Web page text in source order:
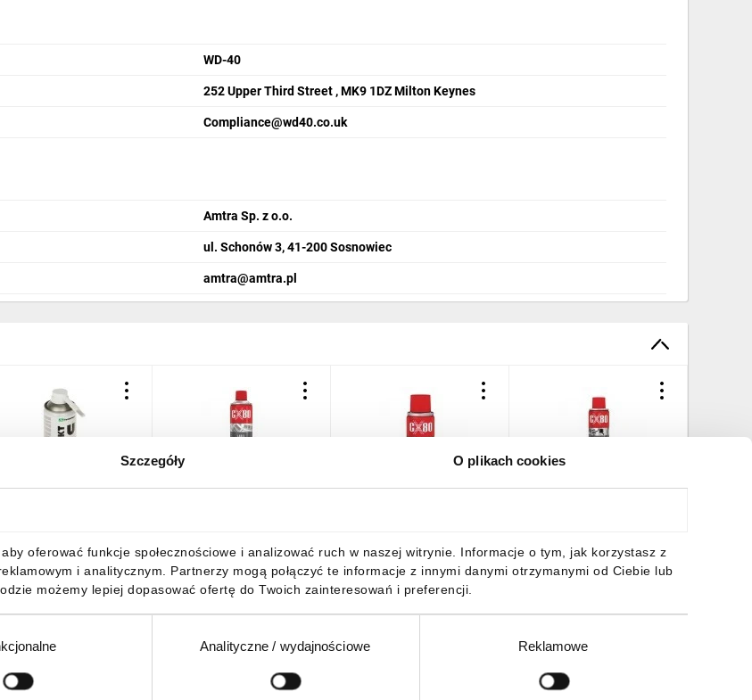
Szczegóły O plikach cookies
oferować funkcje społecznościowe i analizować ruch w naszej witrynie. Informacje o tym, jak korzystasz z
i analitycznym. Partnerzy mogą połączyć te informacje z innymi danymi otrzymanymi od Ciebie lub
możemy lepiej dopasować ofertę do Twoich zainteresowań i preferencji.
Analityczne / wydajnościowe Reklamowe
WD-40
252 Upper Third Street , MK9 1DZ Milton Keynes
Compliance@wd40.co.uk
Amtra Sp. z o.o.
ul. Schonów 3, 41-200 Sosnowiec
amtra@amtra.pl
zł brutto 48,82 złbrutto
DO KOSZYKA
17,40 zł brutto 23,07 złbrutto